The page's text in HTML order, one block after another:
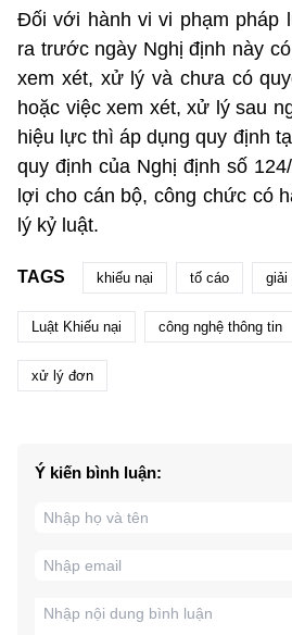
Đối với hành vi vi phạm pháp
ra trước ngày Nghị định này
xem xét, xử lý và chưa có
hoặc việc xem xét, xử lý sau
hiệu lực thì áp dụng quy định
quy định của Nghị định số
lợi cho cán bộ, công chức có
lý kỷ luật.
TAGS khiếu nại tố cáo giải
Luật Khiếu nại công nghệ thông tin
xử lý đơn
Ý kiến bình luận: